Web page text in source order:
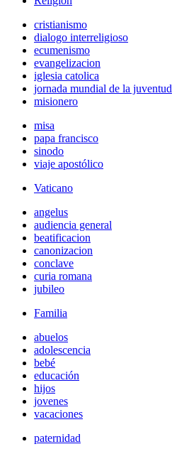
cristianismo
dialogo interreligioso
ecumenismo
evangelizacion
iglesia catolica
jornada mundial de la juventud
misionero
misa
papa francisco
sinodo
viaje apostólico
Vaticano
angelus
audiencia general
beatificacion
canonizacion
conclave
curia romana
jubileo
Familia
abuelos
adolescencia
bebé
educación
hijos
jovenes
vacaciones
paternidad